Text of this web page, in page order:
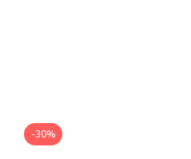
-30%